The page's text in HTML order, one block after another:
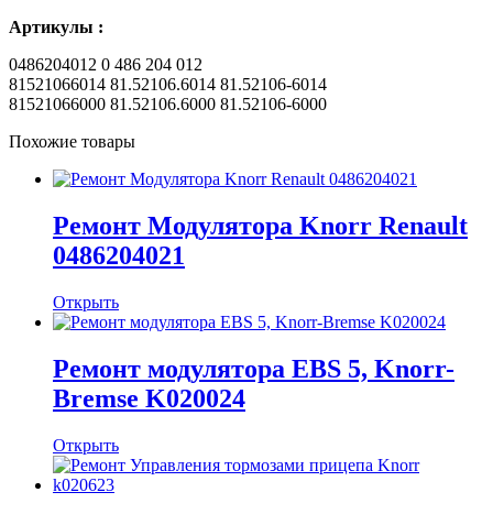
Артикулы :
0486204012 0 486 204 012
81521066014 81.52106.6014 81.52106-6014
81521066000 81.52106.6000 81.52106-6000
Похожие товары
Ремонт Модулятора Knorr Renault
0486204021
Открыть
Ремонт модулятора EBS 5, Knorr-
Bremse K020024
Открыть